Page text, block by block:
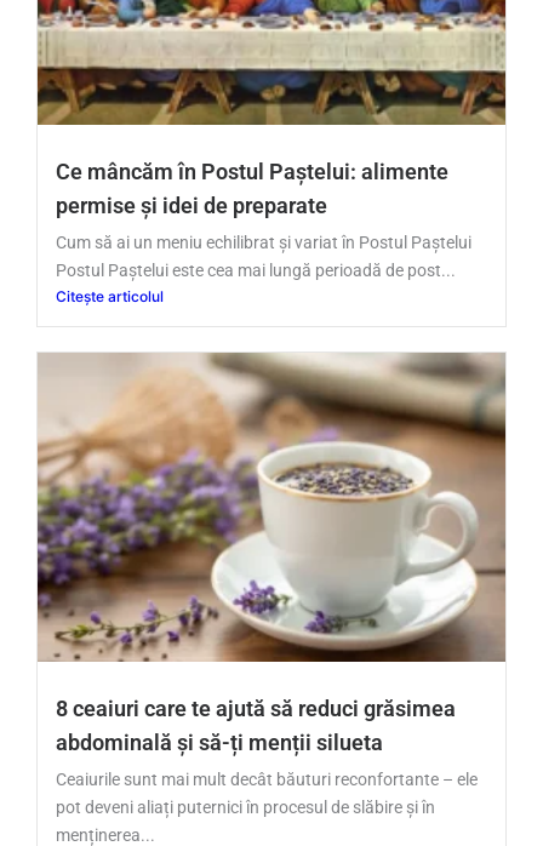
Ce mâncăm în Postul Paștelui: alimente
permise și idei de preparate
Cum să ai un meniu echilibrat și variat în Postul Paștelui
Postul Paștelui este cea mai lungă perioadă de post...
Citește articolul
8 ceaiuri care te ajută să reduci grăsimea
abdominală și să-ți menții silueta
Ceaiurile sunt mai mult decât băuturi reconfortante – ele
pot deveni aliați puternici în procesul de slăbire și în
menținerea...